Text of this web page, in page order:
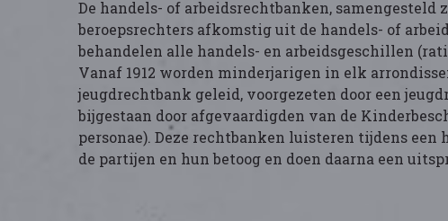
De handels- of arbeidsrechtbanken, samengesteld
beroepsrechters afkomstig uit de handels- of
behandelen alle handels- en arbeidsgeschillen
Vanaf 1912 worden minderjarigen in elk
jeugdrechtbank geleid, voorgezeten door een
bijgestaan door afgevaardigden van de
personae). Deze rechtbanken luisteren tijdens
de partijen en hun betoog en doen daarna een